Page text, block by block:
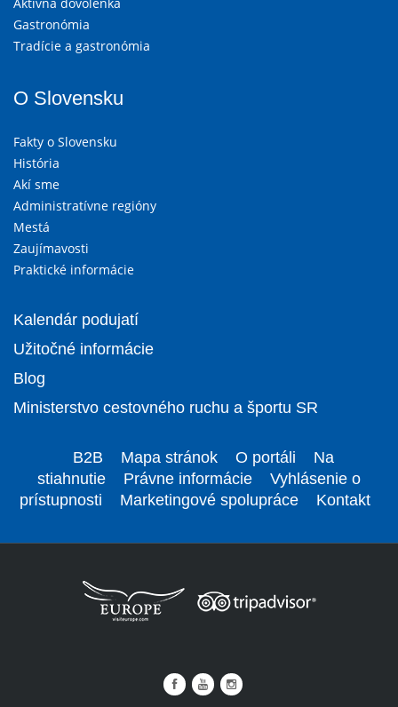
Aktívna dovolenka
Gastronómia
Tradície a gastronómia
O Slovensku
Fakty o Slovensku
História
Akí sme
Administratívne regióny
Mestá
Zaujímavosti
Praktické informácie
Kalendár podujatí
Užitočné informácie
Blog
Ministerstvo cestovného ruchu a športu SR
B2B Mapa stránok O portáli
Na
stiahnutie
Právne informácie
Vyhlásenie o
prístupnosti
Marketingové spolupráce Kontakt